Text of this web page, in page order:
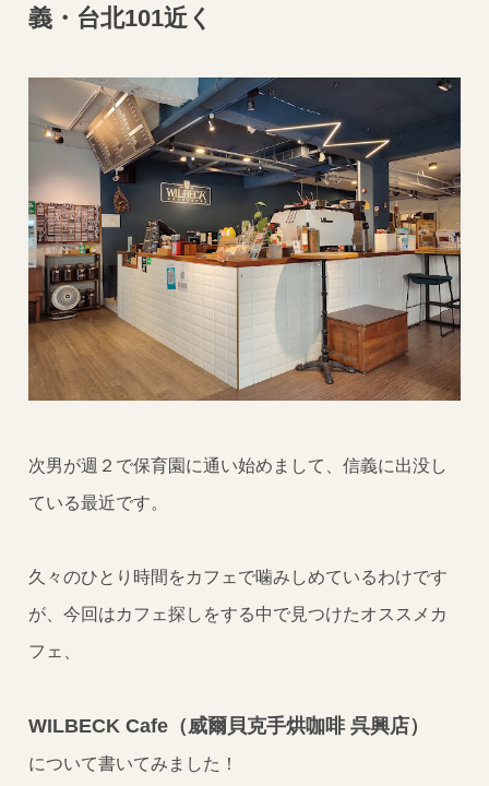
義・台北101近く
次男が週２で保育園に通い始めまして、信義に出没し
ている最近です。
久々のひとり時間をカフェで噛みしめているわけです
が、今回はカフェ探しをする中で見つけたオススメカ
フェ、
WILBECK Cafe（威爾貝克手烘咖啡 呉興店）
について書いてみました！